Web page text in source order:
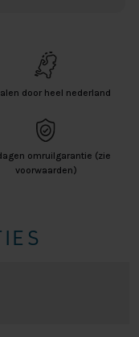
door heel nederland
omruilgarantie (zie
voorwaarden)